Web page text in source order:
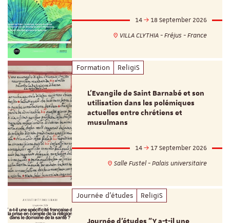
14
18 September 2026
VILLA CLYTHIA - Fréjus - France
Formation ReligiS
L’Evangile de Saint Barnabé et son
utilisation dans les polémiques
actuelles entre chrétiens et
musulmans
14
17 September 2026
Salle Fustel - Palais universitaire
Journée d'études ReligiS